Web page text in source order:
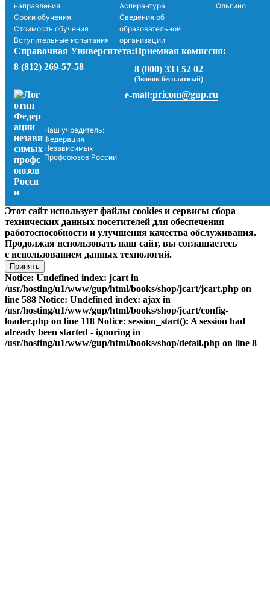
направления
Сроки обучения
Стоимость обучения
Вступительные испытания
Аспирантура
Сведения об
образовательной
организации
Ольгино
Справочная Университета:
8 (812) 269-57-58
Приемная комиссия:
8 (800) 333 52 02
(Звонок бесплатный)
Наш учредитель:
Федерация
Независимых
Профсоюзов России
e-mail:pricom@gup.ru
Этот сайт использует файлы cookies и сервисы сбора
технических данных посетителей для обеспечения
работоспособности и улучшения качества обслуживания.
Продолжая использовать наш сайт, вы соглашаетесь
с использованием данных технологий.
Принять
Notice: Undefined index: jcart in
/usr/hosting/u1/www/gup/html/books/shop/jcart/jcart.php on
line 588 Notice: Undefined index: ajax in
/usr/hosting/u1/www/gup/html/books/shop/jcart/config-
loader.php on line 118 Notice: session_start(): A session had
already been started - ignoring in
/usr/hosting/u1/www/gup/html/books/shop/detail.php on line 8